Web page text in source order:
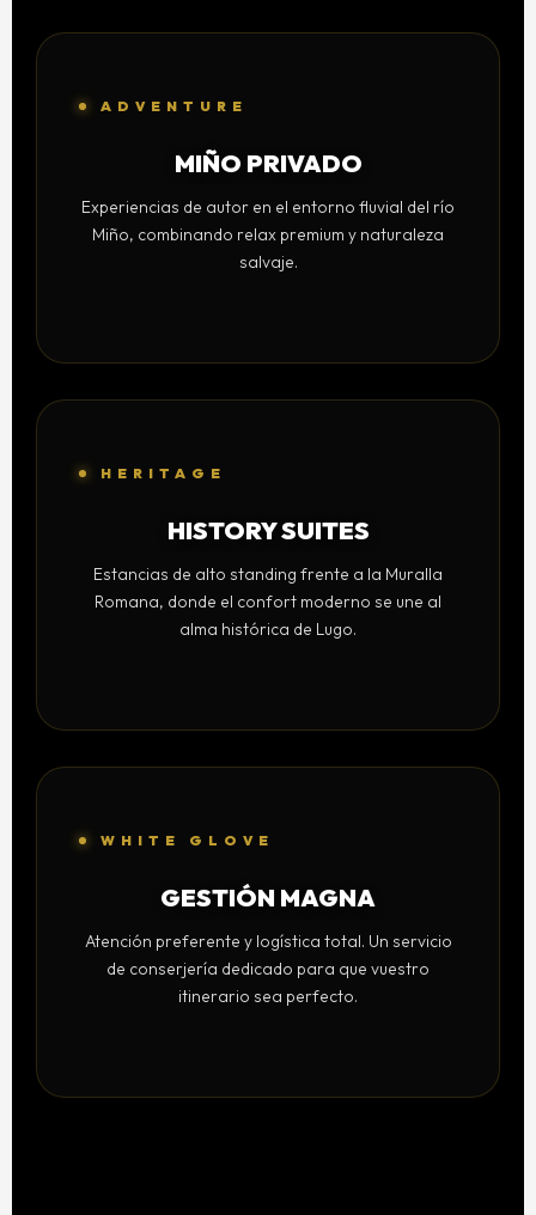
ADVENTURE
MIÑO PRIVADO
Experiencias de autor en el entorno fluvial del río
Miño, combinando relax premium y naturaleza
salvaje.
HERITAGE
HISTORY SUITES
Estancias de alto standing frente a la Muralla
Romana, donde el confort moderno se une al
alma histórica de Lugo.
WHITE GLOVE
GESTIÓN MAGNA
Atención preferente y logística total. Un servicio
de conserjería dedicado para que vuestro
itinerario sea perfecto.